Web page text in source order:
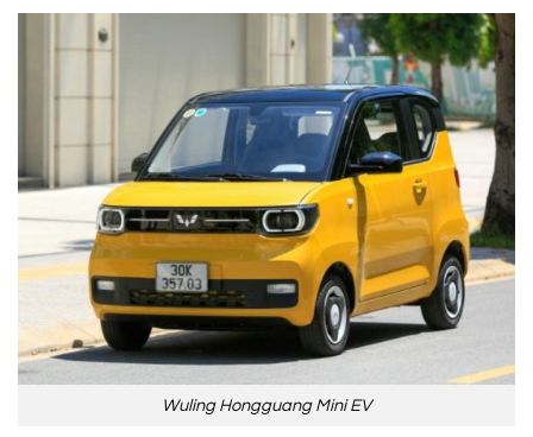
Wuling Hongguang Mini EV